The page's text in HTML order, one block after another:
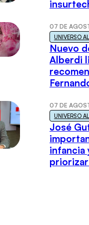
07 DE
UNIVERSO
Nuevo
Alberdi
07 DE
UNIVERSO
José
infancia